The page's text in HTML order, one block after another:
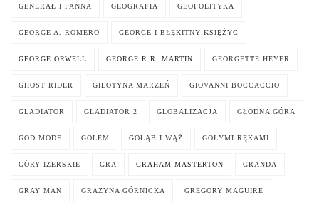
GENERAŁ I PANNA GEOGRAFIA GEOPOLITYKA
GEORGE A. ROMERO GEORGE I BŁĘKITNY KSIĘŻYC
GEORGE ORWELL GEORGE R.R. MARTIN GEORGETTE HEYER
GHOST RIDER GILOTYNA MARZEŃ GIOVANNI BOCCACCIO
GLADIATOR GLADIATOR 2 GLOBALIZACJA GŁODNA GÓRA
GOD MODE GOLEM GOŁĄB I WĄŻ GOŁYMI RĘKAMI
GÓRY IZERSKIE GRA GRAHAM MASTERTON GRANDA
GRAY MAN GRAŻYNA GÓRNICKA GREGORY MAGUIRE